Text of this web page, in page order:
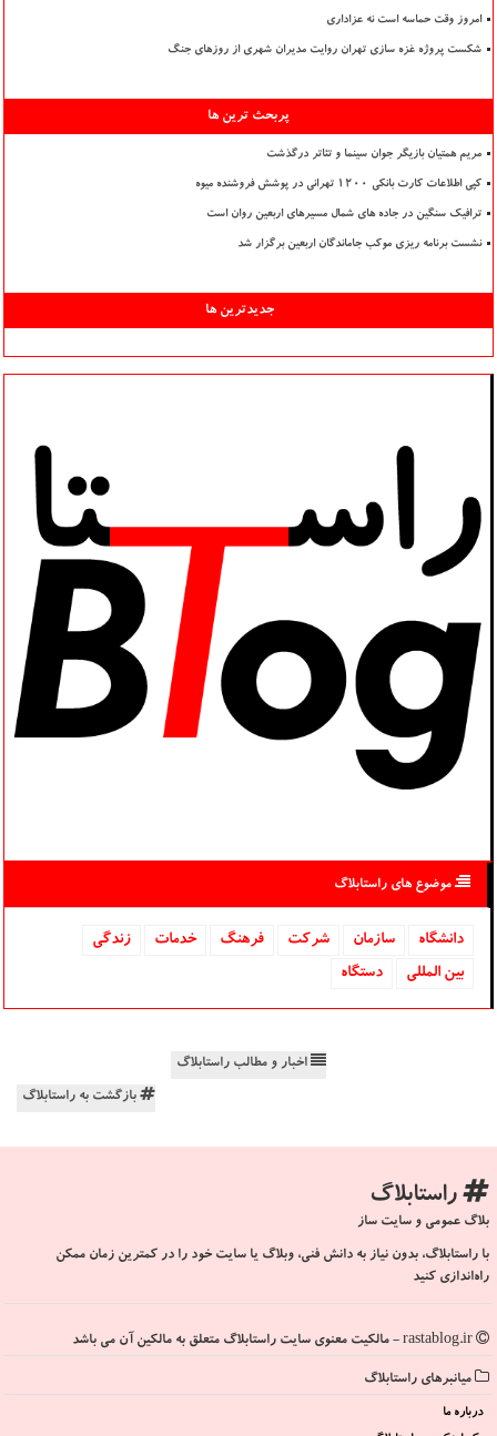
امروز وقت حماسه است نه عزاداری
شکست پروژه غزه سازی تهران روایت مدیران شهری از روزهای جنگ
پربحث ترین ها
مریم همتیان بازیگر جوان سینما و تئاتر درگذشت
کپی اطلاعات کارت بانکی ۱۲۰۰ تهرانی در پوشش فروشنده میوه
ترافیک سنگین در جاده های شمال مسیرهای اربعین روان است
نشست برنامه ریزی موکب جاماندگان اربعین برگزار شد
جدیدترین ها
موضوع های راستابلاگ
دانشگاه‌ سازمان شركت فرهنگ خدمات
زندگی
بین المللی
دستگاه
اخبار و مطالب راستابلاگ
بازگشت به راستابلاگ
راستابلاگ
بلاگ عمومی و سایت ساز
با راستابلاگ، بدون نیاز به دانش فنی، وبلاگ یا سایت خود را در کمترین زمان ممکن
راه‌اندازی کنید
میانبرهای راستابلاگ
درباره ما